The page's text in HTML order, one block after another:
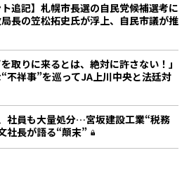
ト追記】札幌市長選の自民党候補選考に
長の笠松拓史氏が浮上、自民市議が推
取りに来るとは、絶対に許さない！」
不祥事”を巡ってJA上川中央と法廷対
社員も大量処分…宮坂建設工業“税務
社長が語る“顛末”